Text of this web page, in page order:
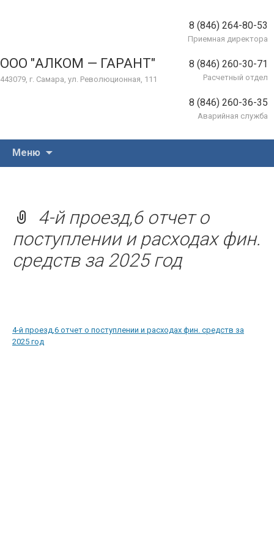
ООО "АЛКОМ — ГАРАНТ"
443079, г. Самара, ул. Революционная, 111
8 (846) 264-80-53
Приемная директора
8 (846) 260-30-71
Расчетный отдел
8 (846) 260-36-35
Аварийная служба
Меню
4-й проезд,6 отчет о
поступлении и расходах фин.
средств за 2025 год
4-й проезд,6 отчет о поступлении и расходах фин. средств за
2025 год